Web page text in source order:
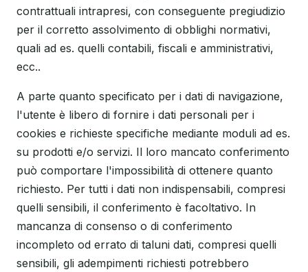
contrattuali intrapresi, con conseguente pregiudizio
per il corretto assolvimento di obblighi normativi,
quali ad es. quelli contabili, fiscali e amministrativi,
ecc..
A parte quanto specificato per i dati di navigazione,
l'utente è libero di fornire i dati personali per i
cookies e richieste specifiche mediante moduli ad es.
su prodotti e/o servizi. Il loro mancato conferimento
può comportare l'impossibilità di ottenere quanto
richiesto. Per tutti i dati non indispensabili, compresi
quelli sensibili, il conferimento è facoltativo. In
mancanza di consenso o di conferimento
incompleto od errato di taluni dati, compresi quelli
sensibili, gli adempimenti richiesti potrebbero